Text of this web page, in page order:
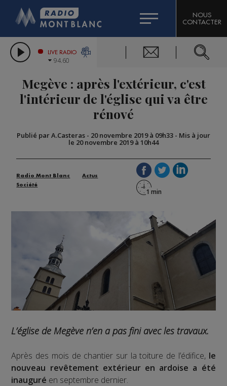
LES CHRONIQUES DE L'EXPERT
CITIZEN MACHINERY
GRAND MASSIF DOMAINES SKIABLES
BIGARD
COMPAGNIE DU MONT-BLANC
NOUS
CONTACTER
LIVE RADIO
94.60
Megève : après l'extérieur, c'est
l'intérieur de l'église qui va être
rénové
Publié par A.Casteras - 20 novembre 2019 à 09h33 - Mis à jour
le 20 novembre 2019 à 10h44
Radio Mont Blanc
Actus
Société
L’église de Megève n’en a pas fini avec les travaux.
Après des mois de chantier sur la toiture de l’édifice, le
nouveau revêtement extérieur en ardoise a été
inauguré en septembre dernier.